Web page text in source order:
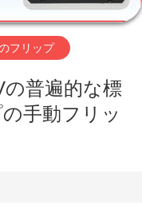
フリップ
普遍的な標
手動フリッ